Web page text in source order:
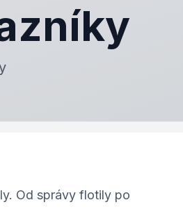
Od správy flotily po